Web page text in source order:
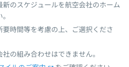
新のスケジュールを航空会社のホーム
時間等を考慮の上、ご選択くださ
の組み合わせはできません。